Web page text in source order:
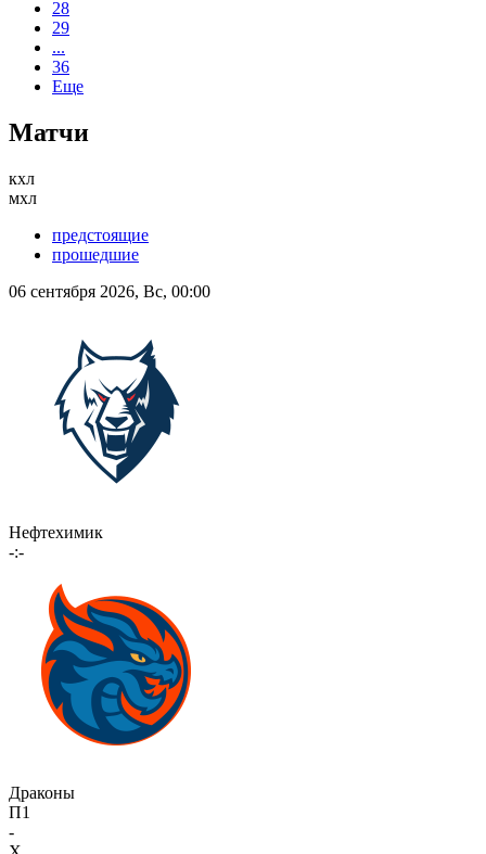
28
29
...
36
Еще
Матчи
кхл
мхл
предстоящие
прошедшие
06 сентября 2026, Вс, 00:00
Нефтехимик
-:-
Драконы
П1
-